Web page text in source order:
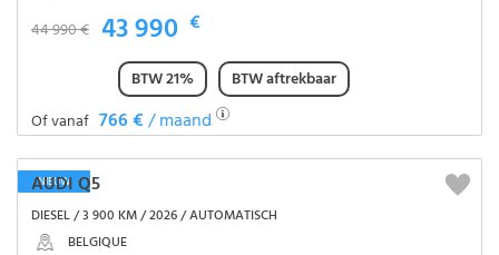
44 990 € 43 990 €
BTW 21%
BTW aftrekbaar
Of vanaf 766 €/ maand
NIEUW
AUDI Q5
DIESEL / 3 900 KM / 2026 / AUTOMATISCH
BELGIQUE